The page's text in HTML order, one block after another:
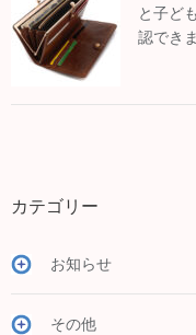
と子ど
認でき
カテゴリー
お知らせ
その他